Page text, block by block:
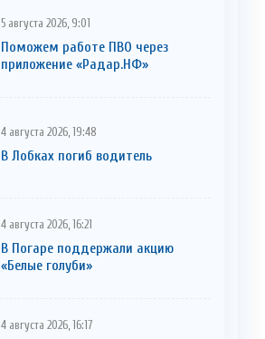
5 августа 2026, 9:01
Поможем работе ПВО через
приложение «Радар.НФ»
4 августа 2026, 19:48
В Лобках погиб водитель
4 августа 2026, 16:21
В Погаре поддержали акцию
«Белые голуби»
4 августа 2026, 16:17